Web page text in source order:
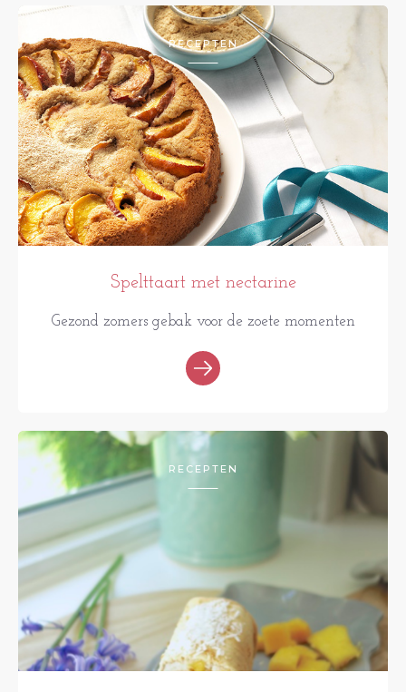
RECEPTEN
Spelttaart met nectarine
Gezond zomers gebak voor de zoete momenten
RECEPTEN